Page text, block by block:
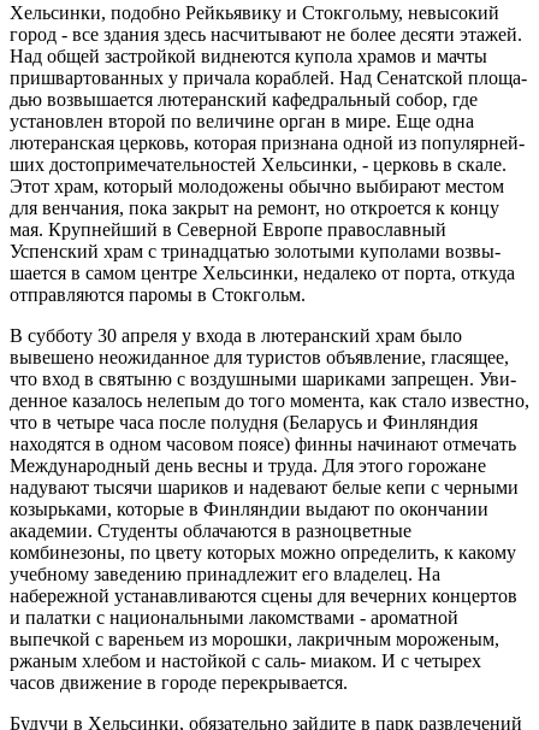
Хельсинки, подобно Рейкьяви­ку и Стокгольму, невысокий
город - все здания здесь насчитывают не более десяти этажей.
Над общей за­стройкой виднеются купола храмов и мачты
пришвартованных у прича­ла кораблей. Над Сенатской площа­
дью возвышается лютеранский ка­федральный собор, где
установлен второй по величине орган в мире. Еще одна
лютеранская церковь, кото­рая признана одной из популярней­
ших достопримечательностей Хель­синки, - церковь в скале.
Этот храм, который молодожены обычно выби­рают местом
для венчания, пока за­крыт на ремонт, но откроется к концу
мая. Крупнейший в Северной Европе православный
Успенский храм с три­надцатью золотыми куполами возвы­
шается в самом центре Хельсинки, не­далеко от порта, откуда
отправляются паромы в Стокгольм.
В субботу 30 апреля у входа в лю­теранский храм было
вывешено нео­жиданное для туристов объявление, гласящее,
что вход в святыню с воз­душными шариками запрещен. Уви­
денное казалось нелепым до того момента, как стало известно,
что в че­тыре часа после полудня (Беларусь и Финляндия
находятся в одном часо­вом поясе) финны начинают отмечать
Международный день весны и труда. Для этого горожане
надувают тысячи шариков и надевают белые кепи с чер­ными
козырьками, которые в Финлян­дии выдают по окончании
академии. Студенты облачаются в разноцвет­ные
комбинезоны, по цвету которых можно определить, к какому
учебно­му заведению принадлежит его вла­делец. На
набережной устанавлива­ются сцены для вечерних концертов
и палатки с национальными лакомства­ми - ароматной
выпечкой с вареньем из морошки, лакричным мороженым,
ржаным хлебом и настойкой с саль- миаком. И с четырех
часов движение в городе перекрывается.
Будучи в Хельсинки, обязательно зайдите в парк развлечений